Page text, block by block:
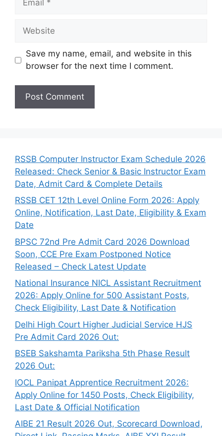
Website
Save my name, email, and website in this
browser for the next time I comment.
RSSB Computer Instructor Exam Schedule 2026
Released: Check Senior & Basic Instructor Exam
Date, Admit Card & Complete Details
RSSB CET 12th Level Online Form 2026: Apply
Online, Notification, Last Date, Eligibility & Exam
Date
BPSC 72nd Pre Admit Card 2026 Download
Soon, CCE Pre Exam Postponed Notice
Released – Check Latest Update
National Insurance NICL Assistant Recruitment
2026: Apply Online for 500 Assistant Posts,
Check Eligibility, Last Date & Notification
Delhi High Court Higher Judicial Service HJS
Pre Admit Card 2026 Out:
BSEB Sakshamta Pariksha 5th Phase Result
2026 Out:
IOCL Panipat Apprentice Recruitment 2026:
Apply Online for 1450 Posts, Check Eligibility,
Last Date & Official Notification
AIBE 21 Result 2026 Out, Scorecard Download,